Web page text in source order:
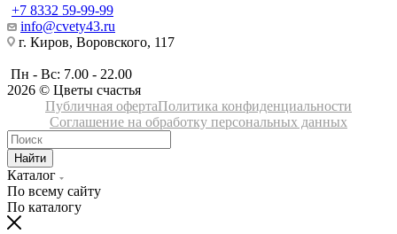
+7 8332 59-99-99
info@cvety43.ru
г. Киров, Воровского, 117
Пн - Вс: 7.00 - 22.00
2026 © Цветы счастья
Публичная офертаПолитика конфиденциальности
Соглашение на обработку персональных данных
Найти
Каталог
По всему сайту
По каталогу